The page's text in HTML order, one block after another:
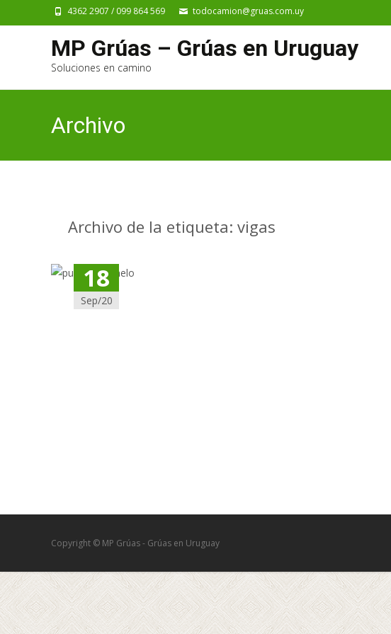
4362 2907 / 099 864 569 todocamion@gruas.com.uy
MP Grúas – Grúas en Uruguay
Soluciones en camino
Archivo
Archivo de la etiqueta: vigas
18
Sep/20
Copyright © MP Grúas - Grúas en Uruguay